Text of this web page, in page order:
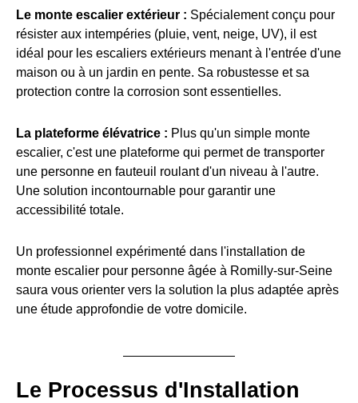
Le monte escalier extérieur : Spécialement conçu pour
résister aux intempéries (pluie, vent, neige, UV), il est
idéal pour les escaliers extérieurs menant à l'entrée d'une
maison ou à un jardin en pente. Sa robustesse et sa
protection contre la corrosion sont essentielles.
La plateforme élévatrice : Plus qu'un simple monte
escalier, c'est une plateforme qui permet de transporter
une personne en fauteuil roulant d'un niveau à l'autre.
Une solution incontournable pour garantir une
accessibilité totale.
Un professionnel expérimenté dans l'installation de
monte escalier pour personne âgée à Romilly-sur-Seine
saura vous orienter vers la solution la plus adaptée après
une étude approfondie de votre domicile.
Le Processus d'Installation